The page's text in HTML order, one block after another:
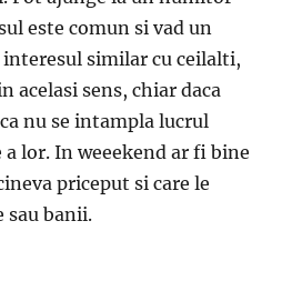
este comun si vad un
similar cu ceilalti,
acelasi sens, chiar daca
nu se intampla lucrul
a lor. In weeekend ar fi bine
priceput si care le
sau banii.